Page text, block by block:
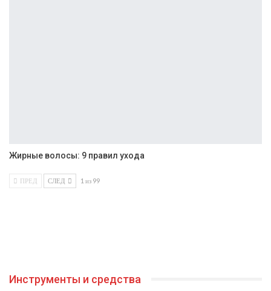
Жирные волосы: 9 правил ухода
ПРЕД СЛЕД 1 из 99
Инструменты и средства